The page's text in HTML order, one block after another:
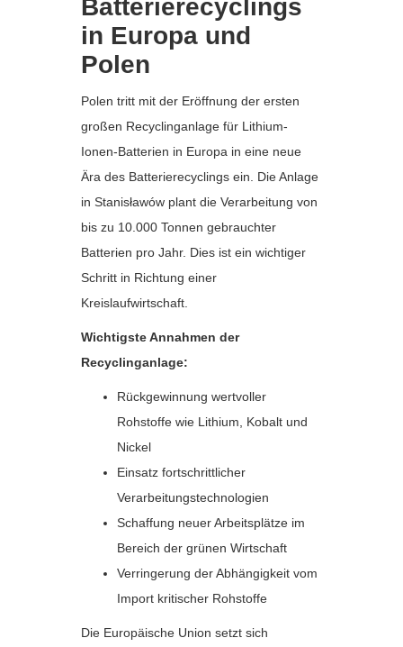
Batterierecyclings
in Europa und
Polen
Polen tritt mit der Eröffnung der ersten
großen Recyclinganlage für Lithium-
Ionen-Batterien in Europa in eine neue
Ära des Batterierecyclings ein. Die Anlage
in Stanisławów plant die Verarbeitung von
bis zu 10.000 Tonnen gebrauchter
Batterien pro Jahr. Dies ist ein wichtiger
Schritt in Richtung einer
Kreislaufwirtschaft.
Wichtigste Annahmen der
Recyclinganlage:
Rückgewinnung wertvoller
Rohstoffe wie Lithium, Kobalt und
Nickel
Einsatz fortschrittlicher
Verarbeitungstechnologien
Schaffung neuer Arbeitsplätze im
Bereich der grünen Wirtschaft
Verringerung der Abhängigkeit vom
Import kritischer Rohstoffe
Die Europäische Union setzt sich